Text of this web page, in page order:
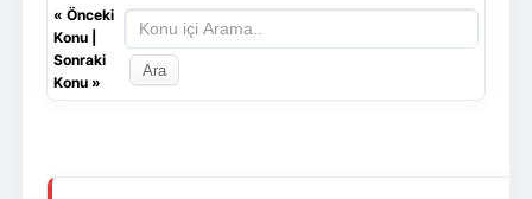
« Önceki
Konu|
Sonraki
Konu»